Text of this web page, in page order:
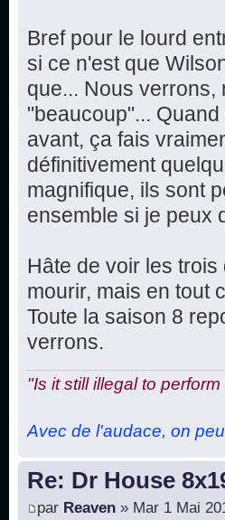
Bref pour le lourd
si ce n'est que
que... Nous verrons,
"beaucoup"...
avant, ça fais
définitivement
magnifique, ils sont
ensemble si je peux
Hâte de voir les
mourir, mais en tout
Toute la saison 8
verrons.
"Is it still illegal to
Avec de l'audace, on
Re: Dr House
par Reaven » Mar 1 Mai